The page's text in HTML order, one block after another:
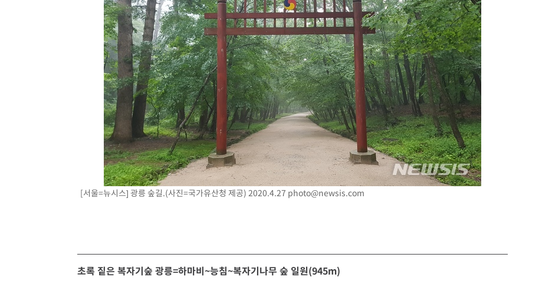
[서울=뉴시스] 광릉 숲길.(사진=국가유산청 제공) 2020.4.27 photo@newsis.com
초록 짙은 복자기숲 광릉=하마비~능침~복자기나무 숲 일원(945m)